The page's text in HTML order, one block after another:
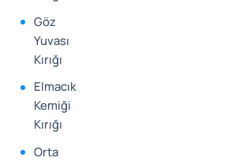
Göz
Yuvası
Kırığı
Elmacık
Kemiği
Kırığı
Orta